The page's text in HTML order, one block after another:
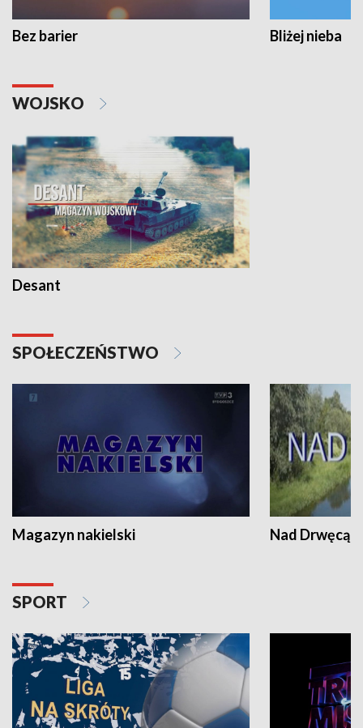
Bez barier Bliżej nieba
WOJSKO
Desant
SPOŁECZEŃSTWO
Magazyn nakielski Nad Drwęcą
SPORT